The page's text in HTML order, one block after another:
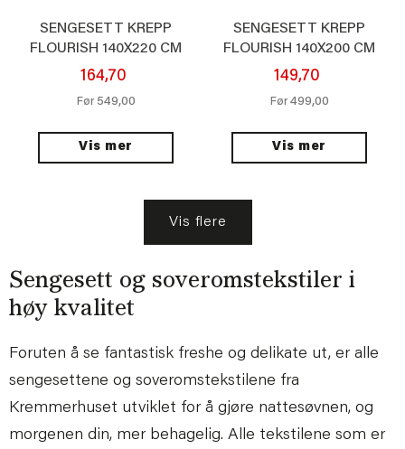
SENGESETT KREPP
FLOURISH 140X220 CM
164,70
Før 549,00
Vis mer
SENGESETT KREPP
FLOURISH 140X200 CM
149,70
Før499,00
Vis mer
Vis flere
Sengesett og soveromstekstiler i
høy kvalitet
Foruten å se fantastisk freshe og delikate ut, er alle
sengesettene og soveromstekstilene fra
Kremmerhuset utviklet for å gjøre nattesøvnen, og
morgenen din, mer behagelig. Alle tekstilene som er